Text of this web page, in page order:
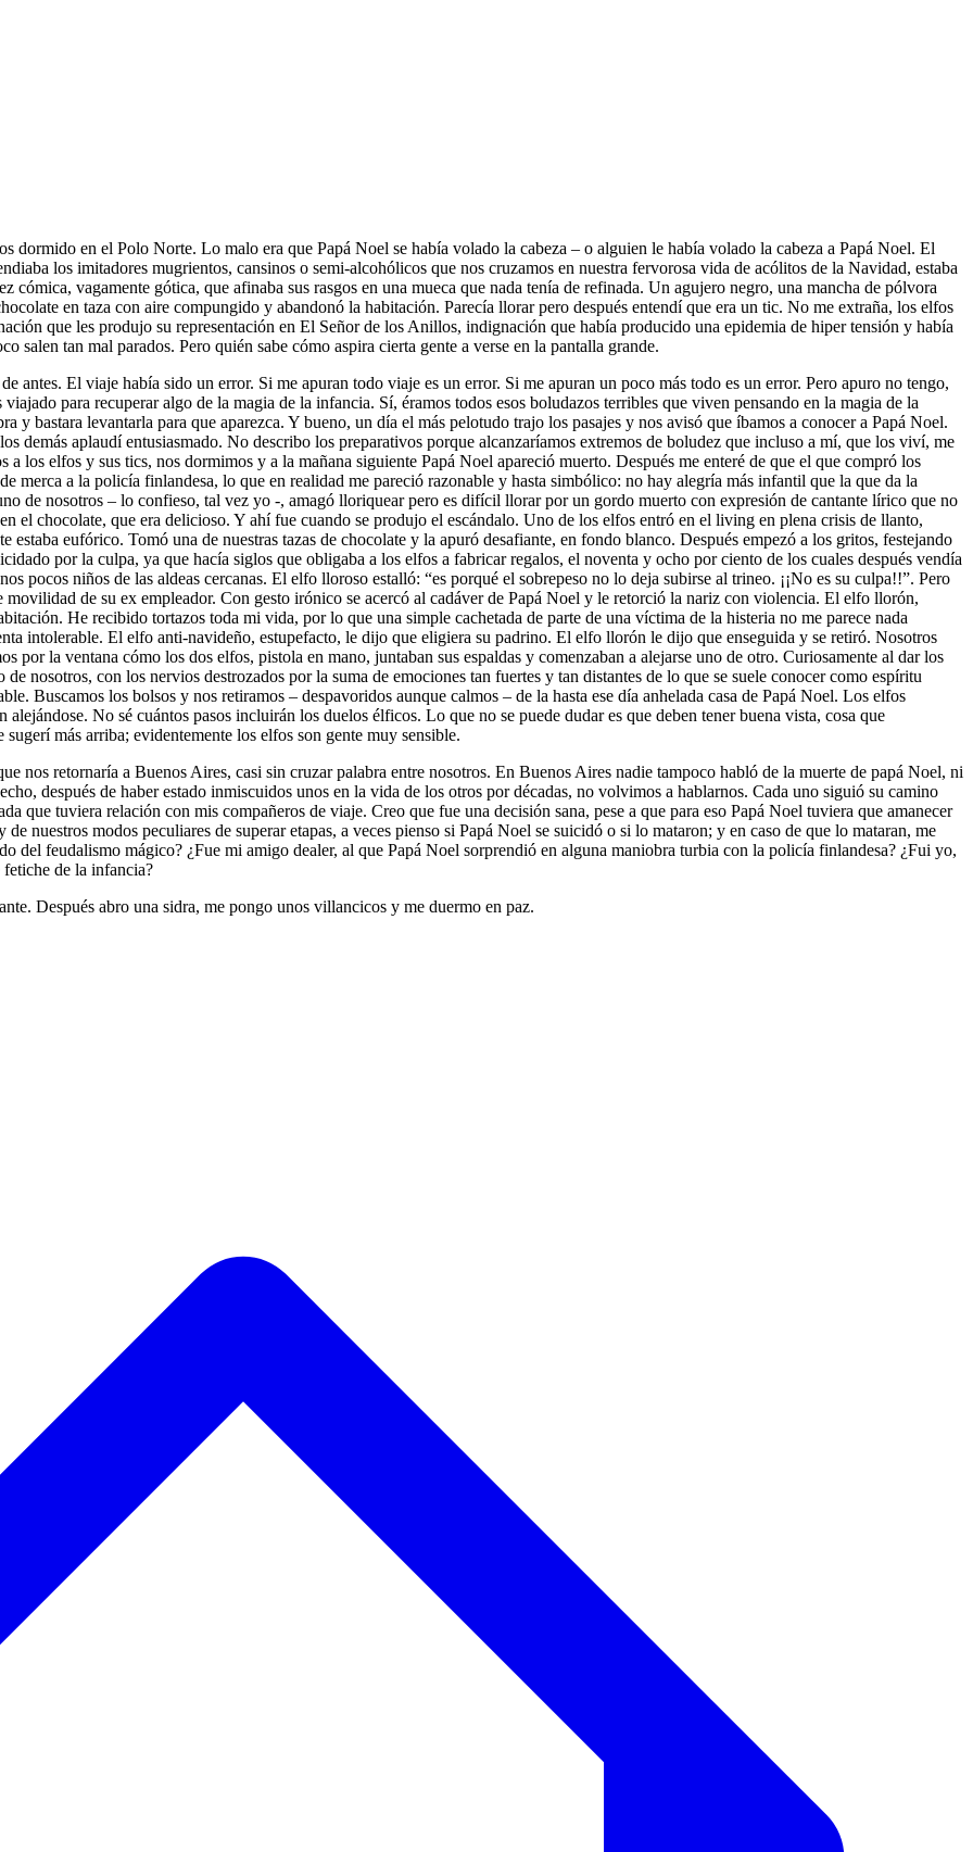
dormido en el Polo Norte. Lo malo era que Papá Noel se había volado la cabeza – o alguien le había volado la cabeza a Papá Noel. El
los imitadores mugrientos, cansinos o semi-alcohólicos que nos cruzamos en nuestra fervorosa vida de acólitos de la Navidad, estaba
vagamente gótica, que afinaba sus rasgos en una mueca que nada tenía de refinada. Un agujero negro, una mancha de pólvora
en taza con aire compungido y abandonó la habitación. Parecía llorar pero después entendí que era un tic. No me extraña, los elfos
que les produjo su representación en El Señor de los Anillos, indignación que había producido una epidemia de hiper tensión y había
salen tan mal parados. Pero quién sabe cómo aspira cierta gente a verse en la pantalla grande.
antes. El viaje había sido un error. Si me apuran todo viaje es un error. Si me apuran un poco más todo es un error. Pero apuro no tengo,
para recuperar algo de la magia de la infancia. Sí, éramos todos esos boludazos terribles que viven pensando en la magia de la
y bastara levantarla para que aparezca. Y bueno, un día el más pelotudo trajo los pasajes y nos avisó que íbamos a conocer a Papá Noel.
demás aplaudí entusiasmado. No describo los preparativos porque alcanzaríamos extremos de boludez que incluso a mí, que los viví, me
los elfos y sus tics, nos dormimos y a la mañana siguiente Papá Noel apareció muerto. Después me enteré de que el que compró los
merca a la policía finlandesa, lo que en realidad me pareció razonable y hasta simbólico: no hay alegría más infantil que la que da la
de nosotros – lo confieso, tal vez yo -, amagó lloriquear pero es difícil llorar por un gordo muerto con expresión de cantante lírico que no
el chocolate, que era delicioso. Y ahí fue cuando se produjo el escándalo. Uno de los elfos entró en el living en plena crisis de llanto,
estaba eufórico. Tomó una de nuestras tazas de chocolate y la apuró desafiante, en fondo blanco. Después empezó a los gritos, festejando
por la culpa, ya que hacía siglos que obligaba a los elfos a fabricar regalos, el noventa y ocho por ciento de los cuales después vendía
pocos niños de las aldeas cercanas. El elfo lloroso estalló: “es porqué el sobrepeso no lo deja subirse al trineo. ¡¡No es su culpa!!”. Pero
de su ex empleador. Con gesto irónico se acercó al cadáver de Papá Noel y le retorció la nariz con violencia. El elfo llorón,
He recibido tortazos toda mi vida, por lo que una simple cachetada de parte de una víctima de la histeria no me parece nada
intolerable. El elfo anti-navideño, estupefacto, le dijo que eligiera su padrino. El elfo llorón le dijo que enseguida y se retiró. Nosotros
por la ventana cómo los dos elfos, pistola en mano, juntaban sus espaldas y comenzaban a alejarse uno de otro. Curiosamente al dar los
nosotros, con los nervios destrozados por la suma de emociones tan fuertes y tan distantes de lo que se suele conocer como espíritu
Buscamos los bolsos y nos retiramos – despavoridos aunque calmos – de la hasta ese día anhelada casa de Papá Noel. Los elfos
No sé cuántos pasos incluirán los duelos élficos. Lo que no se puede dudar es que deben tener buena vista, cosa que
más arriba; evidentemente los elfos son gente muy sensible.
nos retornaría a Buenos Aires, casi sin cruzar palabra entre nosotros. En Buenos Aires nadie tampoco habló de la muerte de papá Noel, ni
después de haber estado inmiscuidos unos en la vida de los otros por décadas, no volvimos a hablarnos. Cada uno siguió su camino
que tuviera relación con mis compañeros de viaje. Creo que fue una decisión sana, pese a que para eso Papá Noel tuviera que amanecer
nuestros modos peculiares de superar etapas, a veces pienso si Papá Noel se suicidó o si lo mataron; y en caso de que lo mataran, me
del feudalismo mágico? ¿Fue mi amigo dealer, al que Papá Noel sorprendió en alguna maniobra turbia con la policía finlandesa? ¿Fui yo,
de la infancia?
Después abro una sidra, me pongo unos villancicos y me duermo en paz.